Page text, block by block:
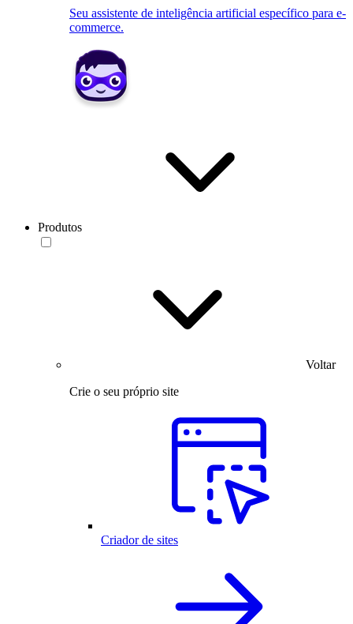
Seu assistente de inteligência artificial específico para e-
commerce.
Produtos
Voltar
Crie o seu próprio site
Criador de sites